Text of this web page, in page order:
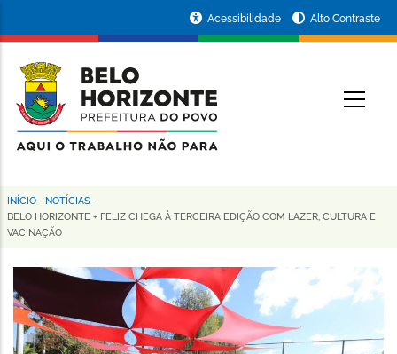
conteúdo
principal
da
Prefeitura
de
Horizonte
Acessibilidade Alto Contraste
Trilha
de
navegação
INÍCIO - NOTÍCIAS -
BELO HORIZONTE + FELIZ CHEGA À TERCEIRA EDIÇÃO COM LAZER, CULTURA E
VACINAÇÃO